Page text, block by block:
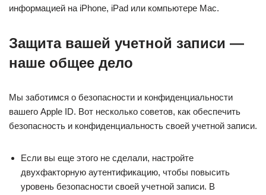
информацией на iPhone, iPad или компьютере Mac.
Защита вашей учетной записи —
наше общее дело
Мы заботимся о безопасности и конфиденциальности
вашего Apple ID. Вот несколько советов, как обеспечить
безопасность и конфиденциальность своей учетной записи.
Если вы еще этого не сделали, настройте
двухфакторную аутентификацию, чтобы повысить
уровень безопасности своей учетной записи. В